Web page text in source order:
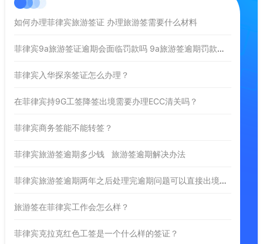
如何办理菲律宾旅游签证 办理旅游签需要什么材料
菲律宾9a旅游签证逾期会面临罚款吗 9a旅游签逾期罚款情况
菲律宾入华探亲签证怎么办理？
在菲律宾持9G工签降签出境需要办理ECC清关吗？
菲律宾商务签能不能转签？
菲律宾旅游签逾期多少钱 旅游签逾期解决办法
菲律宾旅游签逾期两年之后处理完逾期问题可以直接出境吗？
旅游签在菲律宾工作会怎么样？
菲律宾克拉克红色工签是一个什么样的签证？